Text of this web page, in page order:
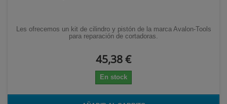
Les ofrecemos un kit de cilindro y pistón de la marca Avalon-Tools
para reparación de cortadoras.
45,38 €
En stock